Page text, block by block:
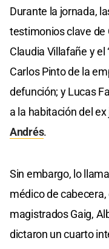
Durante la jornada,
testimonios clave de
Claudia Villafañe y el
Carlos Pinto de la
defunción; y Lucas
a la habitación del
Andrés.
Sin embargo, lo
médico de
magistrados Gaig,
dictaron un cuarto